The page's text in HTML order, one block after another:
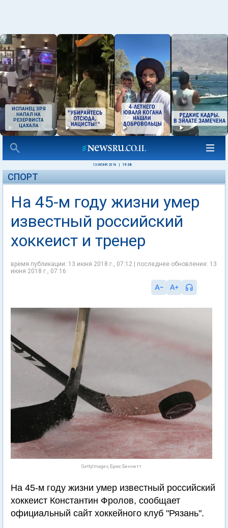
ИСПАНЕЦ ЗРЯ
НАПАЛ НА
РЕЗЕРВИСТА
ЦАХАЛА
13 ИЮНЯ 2018 19:38
СПОРТ
На 45-м году жизни умер
известный российский
хоккеист и тренер
время публикации: 13 июня 2018 г., 07:12 | последнее обновление: 13
июня 2018 г., 07:16
GettyImages, Брюс Беннетт
На 45-м году жизни умер известный российский
хоккеист Константин Фролов, сообщает
официальный сайт хоккейного клуб "Рязань".